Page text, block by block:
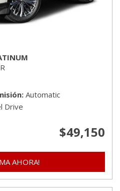
Automatic
Drive
$49,150
AHORA!